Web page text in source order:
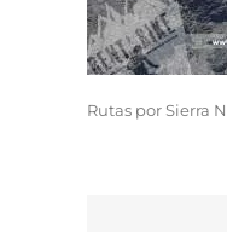
Rutas por Sierra